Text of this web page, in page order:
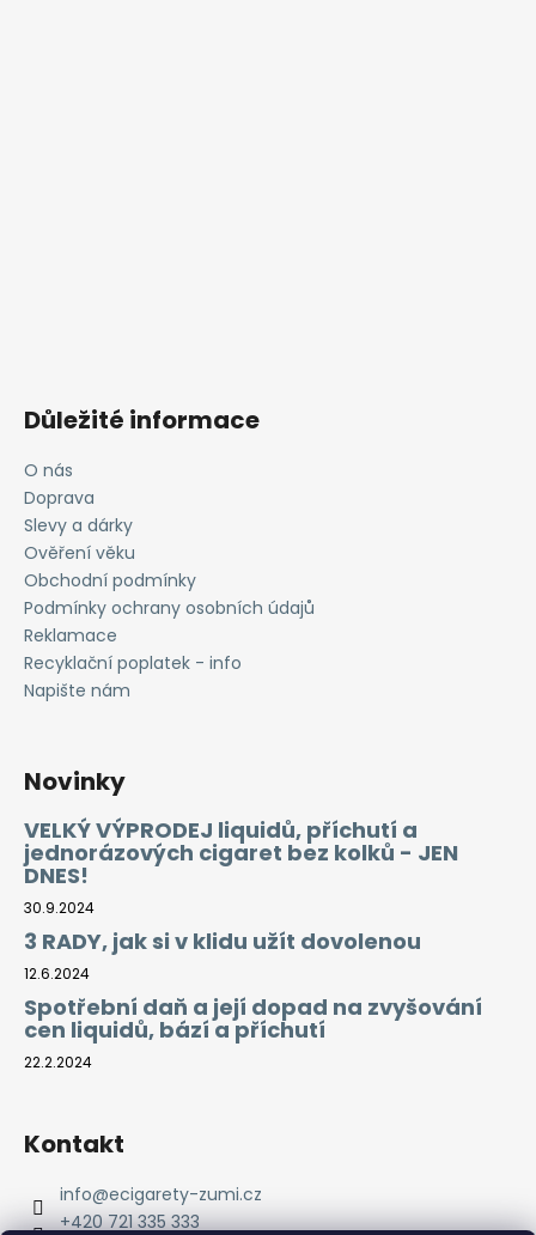
Důležité informace
O nás
Doprava
Slevy a dárky
Ověření věku
Obchodní podmínky
Podmínky ochrany osobních údajů
Reklamace
Recyklační poplatek - info
Napište nám
Novinky
VELKÝ VÝPRODEJ liquidů, příchutí a
jednorázových cigaret bez kolků - JEN
DNES!
30.9.2024
3 RADY, jak si v klidu užít dovolenou
12.6.2024
Spotřební daň a její dopad na zvyšování
cen liquidů, bází a příchutí
22.2.2024
Kontakt
info@ecigarety-zumi.cz
+420 721 335 333